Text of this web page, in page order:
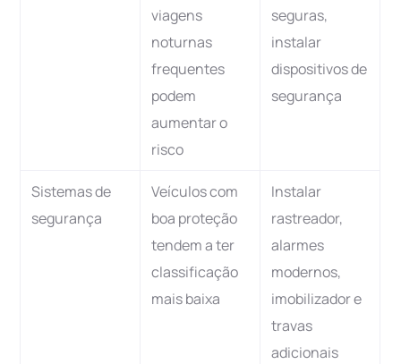
viagens
noturnas
frequentes
podem
aumentar o
risco
seguras,
instalar
dispositivos de
segurança
Sistemas de
segurança
Veículos com
boa proteção
tendem a ter
classificação
mais baixa
Instalar
rastreador,
alarmes
modernos,
imobilizador e
travas
adicionais